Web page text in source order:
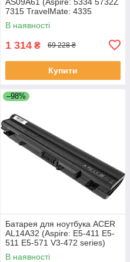
7315 TravelMate: 4335
Gateway: ID56 ID58 NV52
NV53 NV54 NV56 NV58
В наявності
1 314 ₴ 69 228 ₴
Купити
–98%
Батарея для ноутбука ACER
AL14A32 (Aspire: E5-411 E5-
511 E5-571 V3-472 series)
11.1V 4400mAh Чорний
В наявності